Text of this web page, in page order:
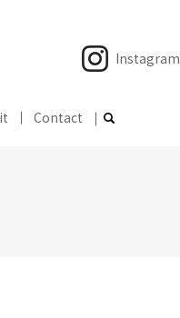
Contact
Instagram